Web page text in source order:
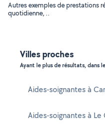
Autres exemples de prestations
quotidienne, ..
Villes proches
Ayant le plus de résultats, dans
Aides-soignantes à
Aides-soignantes à Le